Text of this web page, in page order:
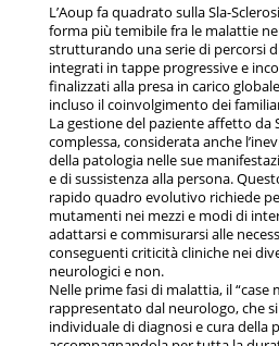
L’Aoup fa quadrato sulla Sla-
forma più temibile fra le malattie
strutturando una serie di percorsi
integrati in tappe progressive e
finalizzati alla presa in carico
incluso il coinvolgimento dei
La gestione del paziente affetto da
complessa, considerata anche
della patologia nelle sue
e di sussistenza alla persona.
rapido quadro evolutivo richiede
mutamenti nei mezzi e modi di
adattarsi e commisurarsi alle
conseguenti criticità cliniche nei
neurologici e non.
Nelle prime fasi di malattia, il “case
rappresentato dal neurologo, che
individuale di diagnosi e cura della